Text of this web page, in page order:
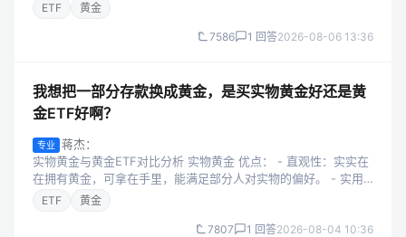
ETF 黄金
7586 1 回答2026-08-06 13:36
我想把一部分存款换成黄金，是买实物黄金好还是黄
金ETF好啊？
专业
蒋杰：
实物黄金与黄金ETF对比分析 实物黄金 优点： - 直观性：实实在
在拥有黄金，可拿在手里，能满足部分人对实物的偏好。 - 实用
性：可用于制作首饰、工艺品等，有一定的使用价值。 - 避险功
ETF 黄金
7807 1 回答2026-08-04 10:36